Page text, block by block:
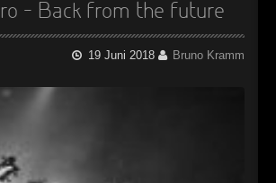
– Back from the future
19 Juni 2018 Bruno Kramm